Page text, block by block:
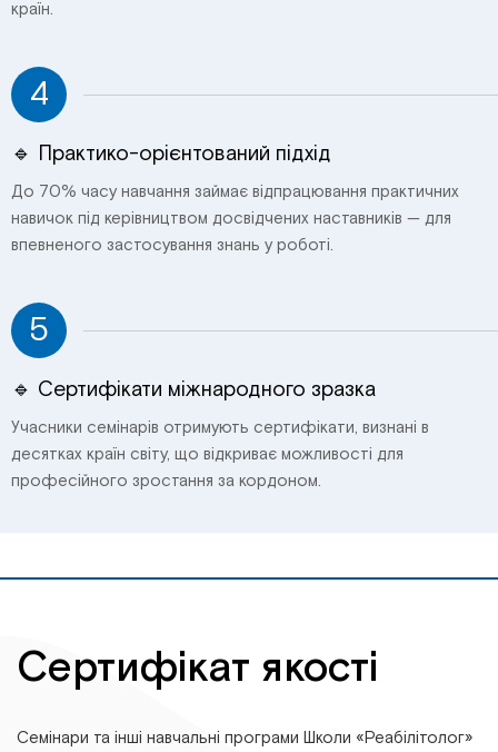
країн.
4
🔹 Практико-орієнтований підхід
До 70% часу навчання займає відпрацювання практичних
навичок під керівництвом досвідчених наставників — для
впевненого застосування знань у роботі.
5
🔹 Сертифікати міжнародного зразка
Учасники семінарів отримують сертифікати, визнані в
десятках країн світу, що відкриває можливості для
професійного зростання за кордоном.
Сертифікат якості
Семінари та інші навчальні програми Школи «Реабілітолог»